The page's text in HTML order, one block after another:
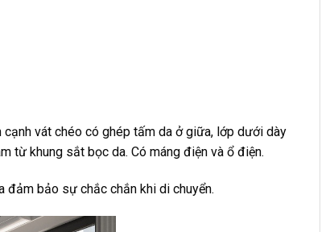
vát chéo có ghép tấm da ở giữa, lớp dưới dày
từ khung sắt bọc da. Có máng điện và ổ điện.
đảm bảo sự chắc chắn khi di chuyển.